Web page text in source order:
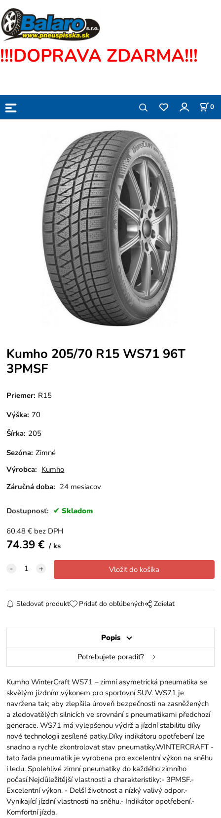
!!!DOPRAVA ZDARMA!!!
0
Kumho 205/70 R15 WS71 96T
3PMSF
Priemer: R15
Výška: 70
Šírka: 205
Sezóna: Zimné
Výrobca: Kumho
Záručná doba: 24 mesiacov
Dostupnosť: Skladom
60.48 € bez DPH
74.39€ ks
Sledovať produkt Pridať do obľúbených Zdielať
Popis
Potrebujete poradiť?
Kumho WinterCraft WS71 – zimní asymetrická pneumatika se
skvělým jízdním výkonem pro sportovní SUV. WS71 je
navržena tak; aby zlepšila úroveň bezpečnosti na zasněžených
a zledovatělých silnicích ve srovnání s pneumatikami předchozí
generace. WS71 má vylepšenou výdrž a jízdní stabilitu díky
nové technologii zesílené patky.Díky indikátoru opotřebení lze
snadno a rychle zkontrolovat stav pneumatiky.WINTERCRAFT -
tato řada pneumatik je vyrobena pro excelentní výkon na sněhu
i ledu. Spolehlivé zimní pneumatiky do každého zimního
počasí.Nejdůležitější vlastnosti a charakteristiky:- 3PMSF.-
Excelentní výkon. - Delší životnost a nízký valivý odpor.-
Vynikající jízdní vlastnosti na sněhu.- Indikátor opotřebení.-
Komfortní jízda.